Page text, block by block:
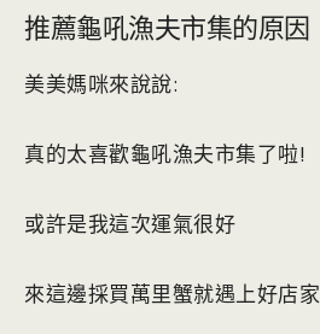
推薦龜吼漁夫市集的原因
美美媽咪來說說:
真的太喜歡龜吼漁夫市集了啦!
或許是我這次運氣很好
來這邊採買萬里蟹就遇上好店家